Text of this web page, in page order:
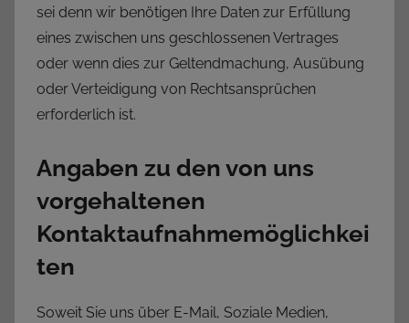
sei denn wir benötigen Ihre Daten zur Erfüllung
eines zwischen uns geschlossenen Vertrages
oder wenn dies zur Geltendmachung, Ausübung
oder Verteidigung von Rechtsansprüchen
erforderlich ist.
Angaben zu den von uns
vorgehaltenen
Kontaktaufnahmemöglichkei
ten
Soweit Sie uns über E-Mail, Soziale Medien,